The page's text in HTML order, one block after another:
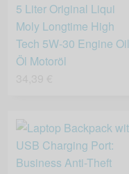
5 Liter Original Liqui
Moly Longtime High
Tech 5W-30 Engine Oil
Öl Motoröl